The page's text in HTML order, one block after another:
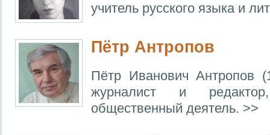
учитель русского языка и
Пётр Антропов
Пётр Иванович Антропов
журналист и
общественный деятель. >>